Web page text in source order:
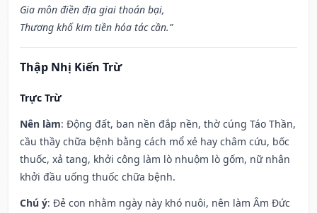
Gia môn điền địa giai thoán bại,
Thương khố kim tiền hóa tác cần.”
Thập Nhị Kiến Trừ
Trực Trừ
Nên làm: Động đất, ban nền đắp nền, thờ cúng Táo Thần,
cầu thầy chữa bệnh bằng cách mổ xẻ hay châm cứu, bốc
thuốc, xả tang, khởi công làm lò nhuộm lò gốm, nữ nhân
khởi đầu uống thuốc chữa bệnh.
Chú ý: Đẻ con nhằm ngày này khó nuôi, nên làm Âm Đức